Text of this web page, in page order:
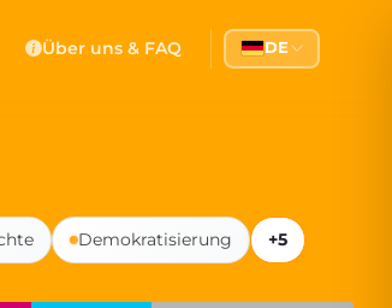
transparency, and citizen
Über uns & FAQ DE
Demokratisierung
+5